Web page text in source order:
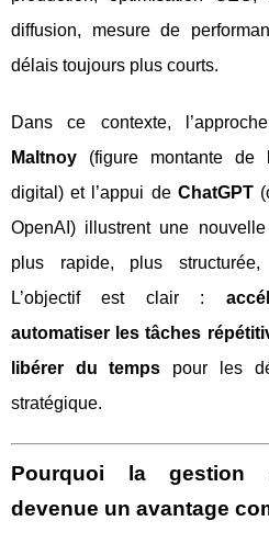
diffusion, mesure de
délais toujours plus courts.
Dans ce contexte,
Maltnoy (figure montante de
digital) et l’appui de ChatGPT
OpenAI) illustrent une
plus rapide, plus
L’objectif est clair :
automatiser les tâches
libérer du temps pour les
stratégique.
Pourquoi la gestion
devenue un avantage